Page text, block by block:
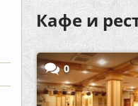
Кафе и
0